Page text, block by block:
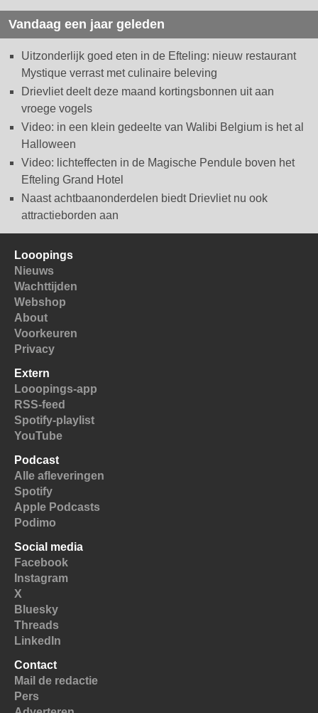
Vandaag een jaar geleden
Uitzonderlijk goed eten in de Efteling: nieuw restaurant
Mystique verrast met culinaire beleving
Drievliet deelt deze maand kortingsbonnen uit aan
vroege vogels
Video: in een klein gedeelte van Walibi Belgium is het al
Halloween
Video: lichteffecten in de Magische Pendule boven het
Efteling Grand Hotel
Naast achtbaanonderdelen biedt Drievliet nu ook
attractieborden aan
Looopings
Nieuws
Wachttijden
Webshop
About
Voorkeuren
Privacy
Extern
Looopings-app
RSS-feed
Spotify-playlist
YouTube
Podcast
Alle afleveringen
Spotify
Apple Podcasts
Podimo
Social media
Facebook
Instagram
X
Bluesky
Threads
LinkedIn
Contact
Mail de redactie
Pers